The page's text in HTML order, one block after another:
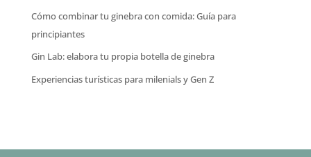
Cómo combinar tu ginebra con comida: Guía para
principiantes
Gin Lab: elabora tu propia botella de ginebra
Experiencias turísticas para milenials y Gen Z